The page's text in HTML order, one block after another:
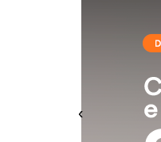
Previous